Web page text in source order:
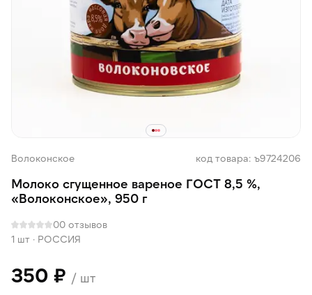
Волоконское код товара: ъ9724206
Молоко сгущенное вареное ГОСТ 8,5 %,
«Волоконское», 950 г
00 отзывов
1 шт · РОССИЯ
350 ₽ / шт